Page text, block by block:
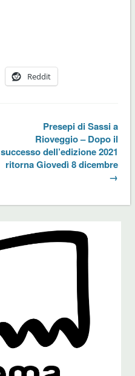
Reddit
Presepi di Sassi a
Rioveggio – Dopo il
successo dell’edizione 2021
ritorna Giovedì 8 dicembre
→